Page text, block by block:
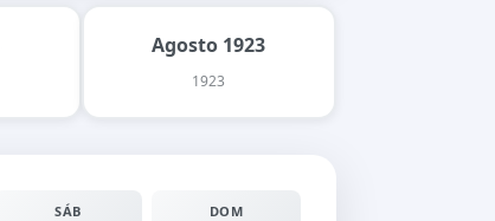
Agosto 1923
1923
SÁB DOM